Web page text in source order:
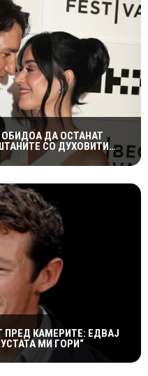
ОБИДОА ДА ОСТАНАТ
СО ДУХОВИТИ
КАМЕРИТЕ: ЕДВАЈ
МИ ГОРИ“